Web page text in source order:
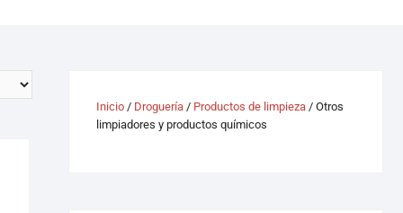
Inicio / Droguería / Productos de limpieza / Otros
limpiadores y productos químicos